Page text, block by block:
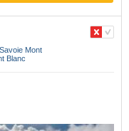
Savoie Mont
Blanc